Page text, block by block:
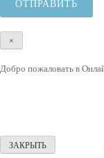
×
Добро пожаловать в
ЗАКРЫТЬ